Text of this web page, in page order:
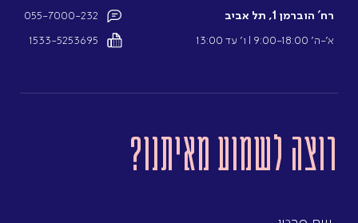
רח’ הוברמן 1, תל אביב
א’-ה’ 9:00-18:00 l ו’ עד 13:00
055-7000-232
1533-5253695
רוצה לשמוע מאיתנו?